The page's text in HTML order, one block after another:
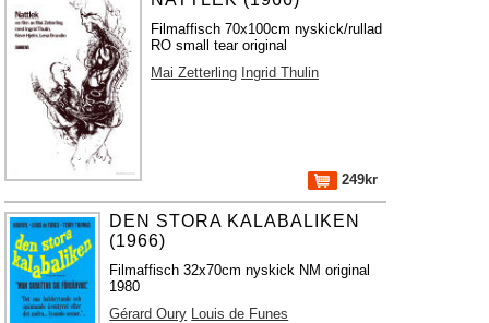
Filmaffisch 70x100cm nyskick/rullad
RO small tear original
Mai Zetterling Ingrid Thulin
249kr
DEN STORA KALABALIKEN
(1966)
Filmaffisch 32x70cm nyskick NM original
1980
Gérard Oury Louis de Funes